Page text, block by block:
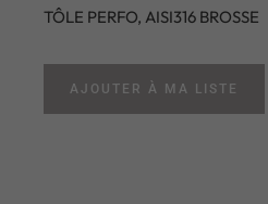
TÔLE PERFO, AISI316 BROSSE
AJOUTER À MA LISTE